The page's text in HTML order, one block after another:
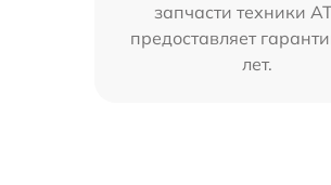
запчасти техники
предоставляет
лет.